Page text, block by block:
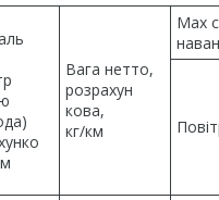
Вага нетто,
розрахун
кова,
кг/км
Max